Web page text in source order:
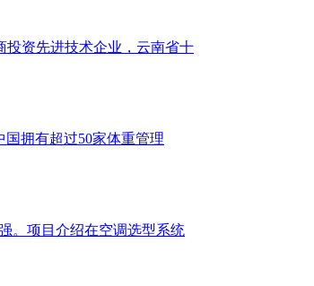
投资先进技术企业，云南省十
拥有超过50家体重管理
。项目介绍在空调选型系统